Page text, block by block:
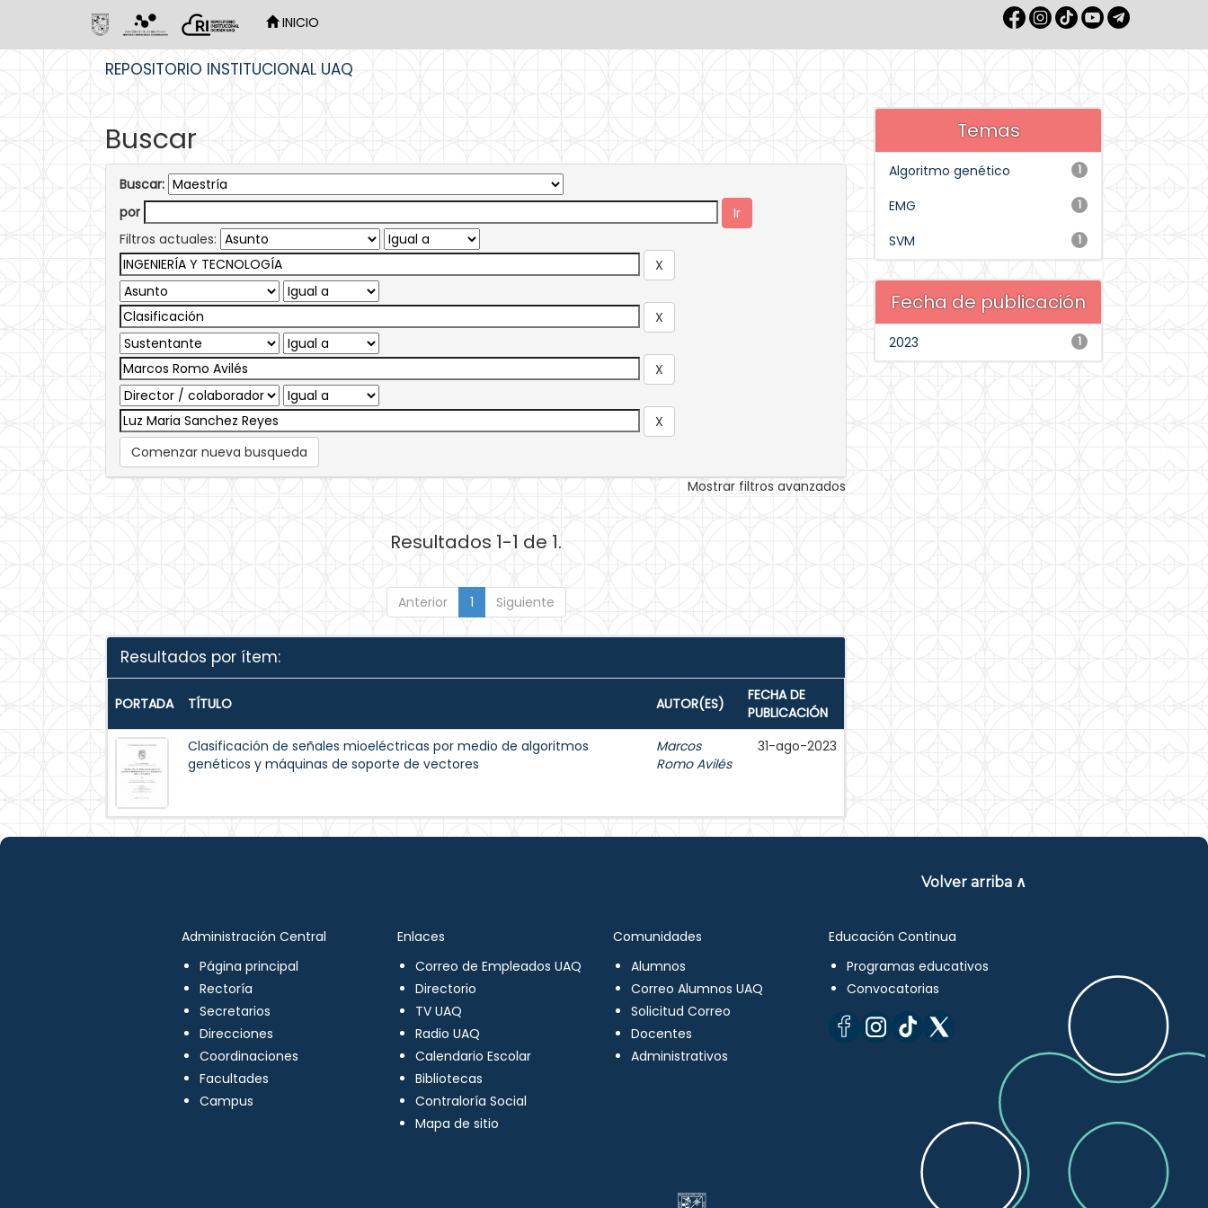
INICIO
REPOSITORIO INSTITUCIONAL UAQ
Buscar
Buscar:
por
Filtros actuales:
Comenzar nueva busqueda
Mostrar filtros avanzados
Resultados 1-1 de 1.
Anterior 1 Siguiente
Resultados por ítem:
PORTADA TÍTULO AUTOR(ES)
FECHA DE
PUBLICACIÓN
Clasificación de señales mioeléctricas por medio de algoritmos
genéticos y máquinas de soporte de vectores
Marcos
Romo Avilés
31-ago-2023
Temas
1
Algoritmo genético
1
EMG
1
SVM
Fecha de publicación
1
2023
Volver arriba ∧
Administración Central
Página principal
Rectoría
Secretarios
Direcciones
Coordinaciones
Facultades
Campus
Enlaces
Correo de Empleados UAQ
Directorio
TV UAQ
Radio UAQ
Calendario Escolar
Bibliotecas
Contraloría Social
Mapa de sitio
Comunidades
Alumnos
Correo Alumnos UAQ
Solicitud Correo
Docentes
Administrativos
Educación Continua
Programas educativos
Convocatorias